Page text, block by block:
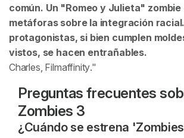
común. Un "Romeo y Julieta"
metáforas sobre la integración
protagonistas, si bien cumplen
vistos, se hacen entrañables.
Charles, Filmaffinity.
Preguntas frecuentes
Zombies 3
¿Cuándo se estrena